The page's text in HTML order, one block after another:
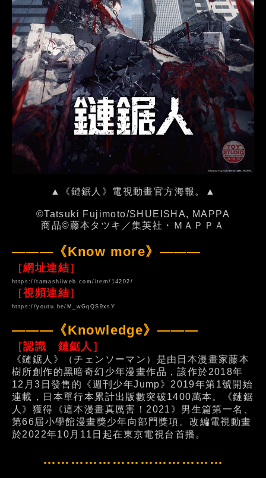
▲《鏈鋸人》電視動畫官方海報。▲
©Tatsuki Fujimoto/SHUEISHA, MAPPA
商品©藤本タツキ／集英社・ＭＡＰＰＡ
———《Know more》———
［網址連結］
https://tamashiiweb.com/item/14202/
［視頻連結］
https://youtu.be/M_wGqQS9xsY
———《Knowledge》———
［認識 鏈鋸人］
《鏈鋸人》（チェンソーマン）是由日本漫畫家藤本
樹所創作的黑暗奇幻少年漫畫作品，該作於2018年
12月3日發售的《週刊少年Jump》2019年第1號開始
連載，日本單行本累計出版數突破1400萬本。《鏈鋸
人》獲得《這本漫畫真厲害！2021》男生篇第一名、
第66屆小學館漫畫獎少年向部門獎項。改編電視動畫
於2022年10月11日起在東京電視台首播。
…………………………………